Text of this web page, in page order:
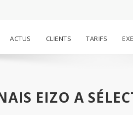
ACTUS CLIENTS TARIFS
EIZO A